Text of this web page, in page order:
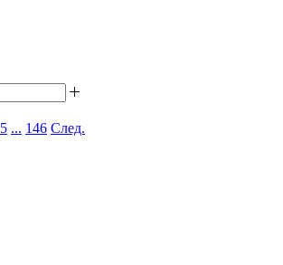
5 ... 146 След.